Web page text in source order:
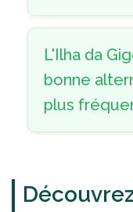
L'Ilha da
bonne
plus